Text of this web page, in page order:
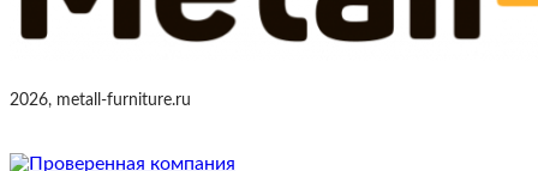
2026, metall-furniture.ru